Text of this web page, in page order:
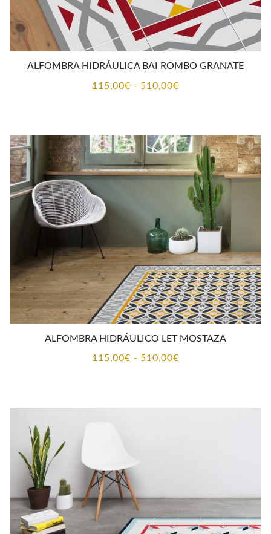
ALFOMBRA HIDRÁULICA BAI ROMBO GRANATE
115,00€ - 510,00€Rango
desde
115,00€
hasta
510,00€
ALFOMBRA HIDRÁULICO LET MOSTAZA
115,00€ - 510,00€Rango
desde